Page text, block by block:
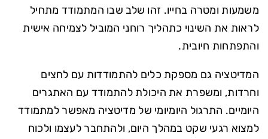
משמעות ומטרה בחייו. זהו שלב שבו המתמודד מתחיל
לראות את השינוי כתהליך רוחני המוביל לצמיחה אישית
והתפתחות חיובית.
המדיטציה גם מספקת כלים להתמודדות עם לחצים
וחרדות, ומשפרת את היכולת להתמודד עם האתגרים
היומיים. התרגול היומיומי של מדיטציה מאפשר למתמודד
למצוא רגעי שקט במהלך היום, ולהתחבר לעצמו ולכוח